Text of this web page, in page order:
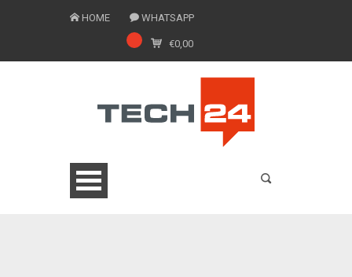
HOME WHATSAPP
€0,00